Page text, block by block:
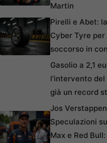
Martin
Pirelli e Abet:
Cyber Tyre
soccorso in
Gasolio a 2,1
l’intervento
già un record
Jos
Speculazioni
Max e Red